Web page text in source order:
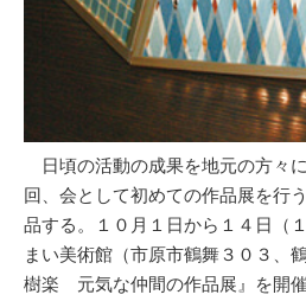
日頃の活動の成果を地元の方々
回、会として初めての作品展を行
品する。１０月１日から１４日（
まい美術館（市原市鶴舞３０３、
樹楽 元気な仲間の作品展』を開